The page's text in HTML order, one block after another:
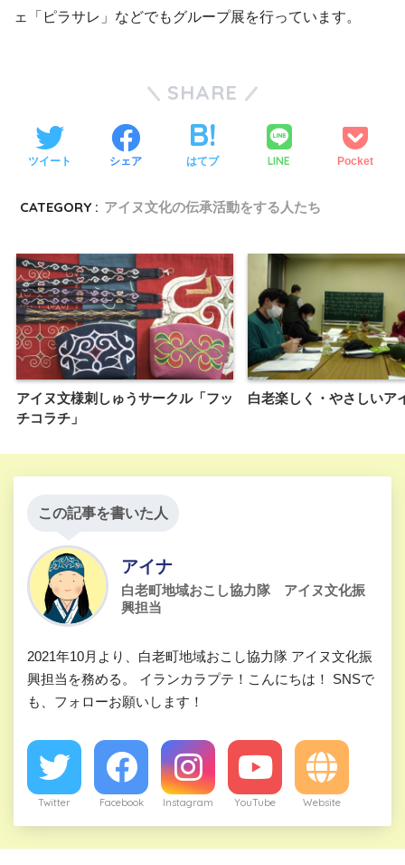
ェ「ピラサレ」などでもグループ展を行っています。
SHARE
ツイート シェア はてブ LINE Pocket
CATEGORY : アイヌ文化の伝承活動をする人たち
アイヌ文様刺しゅうサークル「フッ
チコラチ」
白老楽しく・やさしいア
この記事を書いた人
アイナ
白老町地域おこし協力隊 アイヌ文化振
興担当
2021年10月より、白老町地域おこし協力隊 アイヌ文化振
興担当を務める。 イランカラプテ！こんにちは！ SNSで
も、フォローお願いします！
Twitter Facebook Instagram YouTube Website